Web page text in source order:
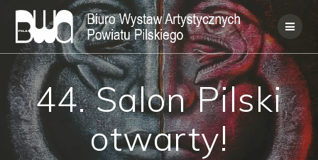
Skip
to
content
44. Salon Pilski
otwarty!